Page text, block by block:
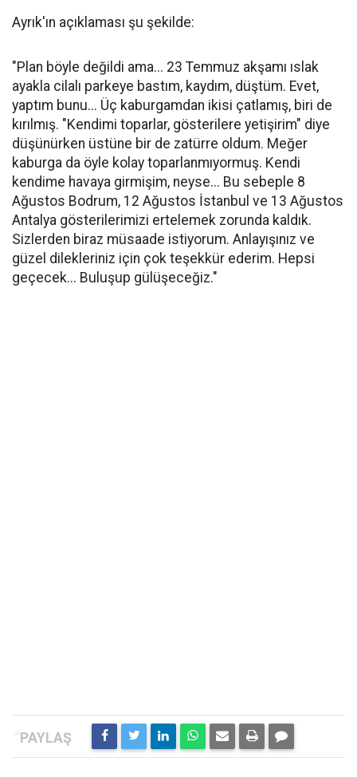
Ayrık'ın açıklaması şu şekilde:
"Plan böyle değildi ama... 23 Temmuz akşamı ıslak
ayakla cilalı parkeye bastım, kaydım, düştüm. Evet,
yaptım bunu... Üç kaburgamdan ikisi çatlamış, biri de
kırılmış. "Kendimi toparlar, gösterilere yetişirim" diye
düşünürken üstüne bir de zatürre oldum. Meğer
kaburga da öyle kolay toparlanmıyormuş. Kendi
kendime havaya girmişim, neyse... Bu sebeple 8
Ağustos Bodrum, 12 Ağustos İstanbul ve 13 Ağustos
Antalya gösterilerimizi ertelemek zorunda kaldık.
Sizlerden biraz müsaade istiyorum. Anlayışınız ve
güzel dilekleriniz için çok teşekkür ederim. Hepsi
geçecek... Buluşup gülüşeceğiz."